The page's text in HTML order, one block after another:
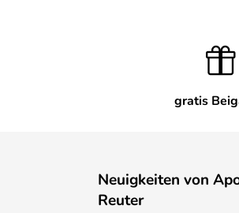
gratis
Neuigkeiten von
Reuter